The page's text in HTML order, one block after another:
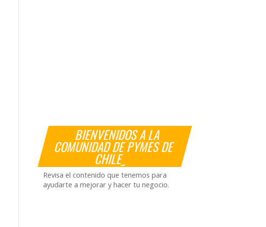
BIENVENIDOS A LA
COMUNIDAD DE PYMES DE
CHILE_
Revisa el contenido que tenemos para
ayudarte a mejorar y hacer tu negocio.